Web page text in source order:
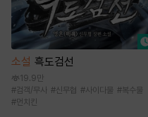
소설 흑도검선
19.9만
#검객/무사 #신무협 #사이다물 #복수물
#먼치킨